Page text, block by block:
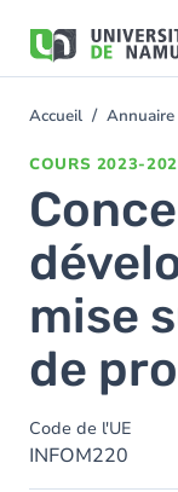
contenu
You
Accueil
COURS 2023-
mise
de
Code de l'UE
INFOM220